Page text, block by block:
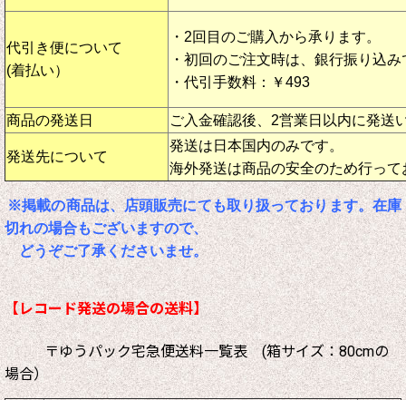
代引き便について
(着払い）
・2回目のご購入から承ります。
・初回のご注文時は、銀行振り込
・代引手数料：￥493
商品の発送日 ご入金確認後、2営業日以内に発送
発送先について
発送は日本国内のみです。
海外発送は商品の安全のため行って
※掲載の商品は、店頭販売にても取り扱っております。在庫
切れの場合もございますので、
どうぞご了承くださいませ。
【レコード発送の場合の送料】
〒ゆうパック宅急便送料一覧表 (箱サイズ：80cmの
場合）